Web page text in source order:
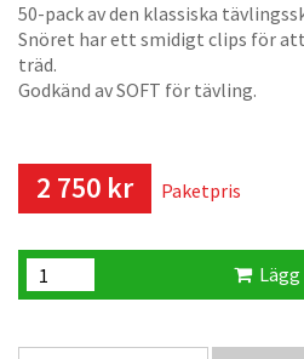
50-pack av den klassiska
Snöret har ett smidigt clips för
träd.
Godkänd av SOFT för tävling.
2 750 kr Paketpris
Lägg